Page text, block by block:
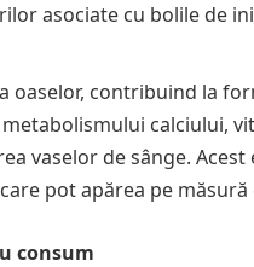
asociate cu bolile de
oaselor, contribuind la
calciului,
vaselor de sânge.
pot apărea pe
consum